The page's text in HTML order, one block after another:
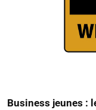
Business jeunes :